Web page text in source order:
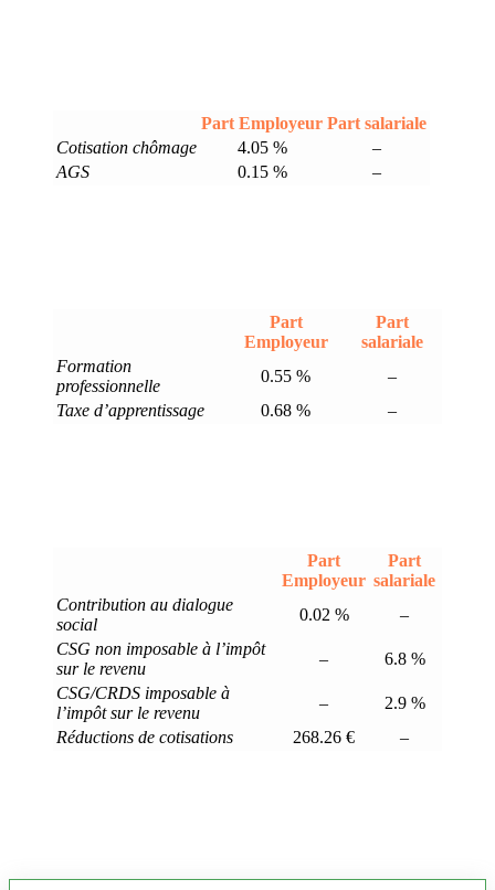
Part Employeur Part salariale
Cotisation chômage
4.05 %
–
AGS
0.15 % –
Part
Employeur
Part
salariale
Formation
professionnelle
0.55 %
–
Taxe d’apprentissage
0.68 % –
Part
Employeur
Part
salariale
Contribution au dialogue
social
0.02 %
–
CSG non imposable à l’impôt
sur le revenu
–
6.8 %
CSG/CRDS imposable à
l’impôt sur le revenu
–
2.9 %
Réductions de cotisations
268.26 € –